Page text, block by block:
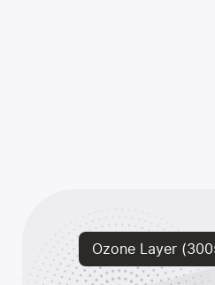
Ozone Layer